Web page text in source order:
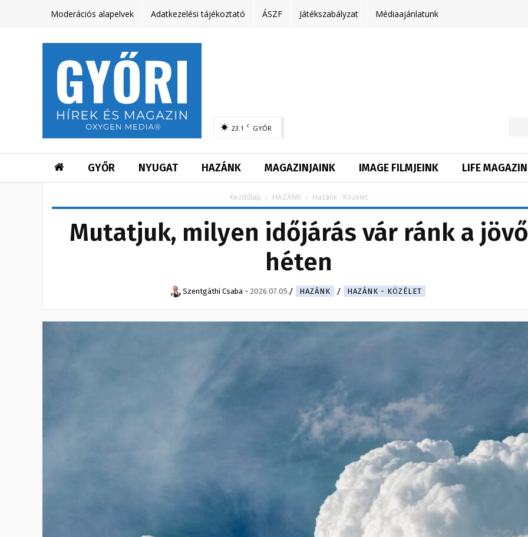
Moderációs alapelvek Adatkezelési tájékoztató ÁSZF Játékszabályzat Médiaajánlatunk
23.1 C GYŐR
GYŐR NYUGAT HAZÁNK MAGAZINJAINK IMAGE FILMJEINK LIFE MAGAZIN
Kezdőlap HAZÁNK Hazánk - Közélet
Mutatjuk, milyen időjárás vár ránk a jövő
héten
Szentgáthi Csaba - 2026.07.05. HAZÁNK HAZÁNK - KÖZÉLET